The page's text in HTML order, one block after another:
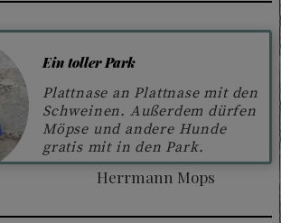
Ein toller Park
Plattnase an Plattnase mit den
Schweinen. Außerdem dürfen
Möpse und andere Hunde
gratis mit in den Park.
Herrmann Mops